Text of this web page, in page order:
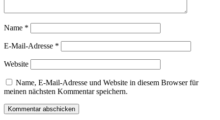
Name *
E-Mail-Adresse *
Website
Name, E-Mail-Adresse und Website in diesem Browser für
meinen nächsten Kommentar speichern.